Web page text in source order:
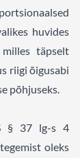
huvides
täpselt
riigi õigusabi
põhjuseks.
§ 37 lg-s 4
oleks